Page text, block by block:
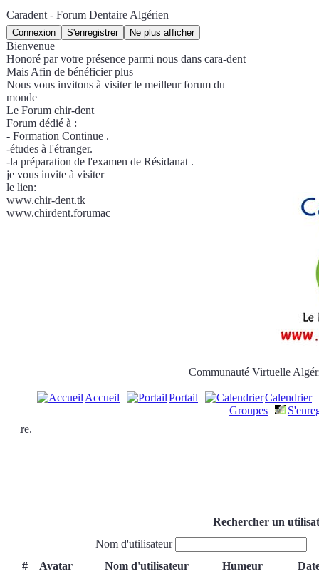
Caradent - Forum Dentaire Algérien
Bienvenue
Honoré par votre présence parmi nous dans cara-dent
Mais Afin de bénéficier plus
Nous vous invitons à visiter le meilleur forum du
monde
Le Forum chir-dent
Forum dédié à :
- Formation Continue .
-études à l'étranger.
-la préparation de l'examen de Résidanat .
je vous invite à visiter
le lien:
www.chir-dent.tk
www.chirdent.forumactif.com
Communauté Virtuelle
Accueil Portail
Calendrier
Groupes
Rechercher un
Nom d'utilisateur
#
Avatar Nom d'utilisateur Humeur